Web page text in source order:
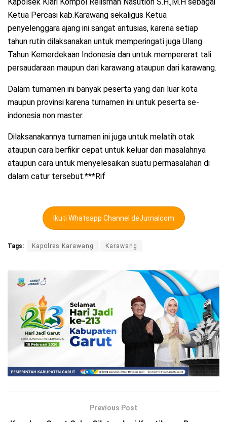
Ketua Percasi kab.Karawang sekaligus Ketua
penyelenggara ajang ini sangat antusias, karena setiap
tahun rutin dilaksanakan untuk memperingati juga Ulang
Tahun Kemerdekaan Indonesia dan untuk mempererat tali
persaudaraan maupun dari karawang ataupun dari karawang.
Dalam turnamen ini banyak peserta yang dari luar kota
maupun provinsi karena turnamen ini untuk peserta se-
indonesia non master.
Dilaksanakannya turnamen ini juga untuk melatih otak
ataupun cara berfikir cepat untuk keluar dari masalahnya
ataupun cara untuk menyelesaikan suatu permasalahan di
dalam catur tersebut.***Rif
Ikuti Whatsapp Channel deJurnalcom
Tags: Kapolres Karawang Karawang
Previous Post